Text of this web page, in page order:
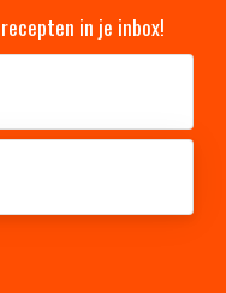
in je inbox!